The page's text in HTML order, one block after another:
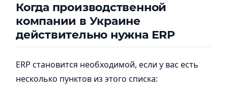
Когда производственной
компании в Украине
действительно нужна ERP
ERP становится необходимой, если у вас есть
несколько пунктов из этого списка: